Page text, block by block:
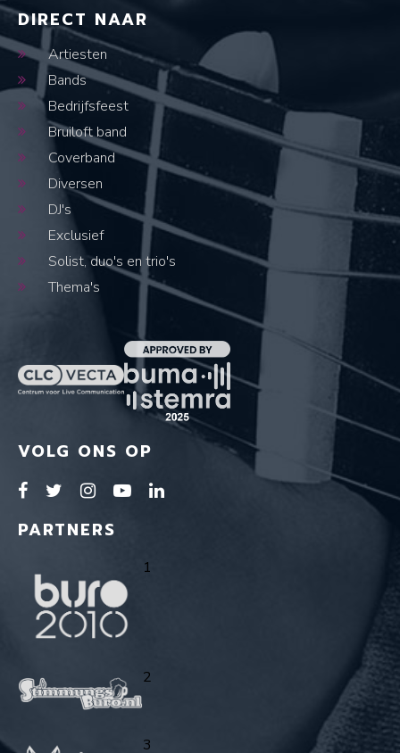
DIRECT NAAR
Artiesten
Bands
Bedrijfsfeest
Bruiloft band
Coverband
Diversen
DJ's
Exclusief
Solist, duo's en trio's
Thema's
VOLG ONS OP
PARTNERS
1
2
3